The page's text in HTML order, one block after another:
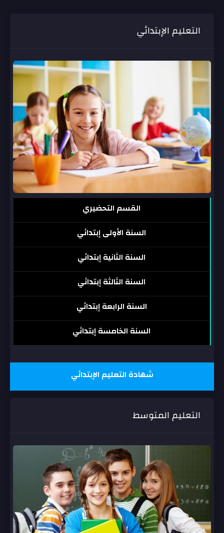
التعليم الإبتدائي
القسم التحضيري
السنة الأولى إبتدائي
السنة الثانية إبتدائي
السنة الثالثة إبتدائي
السنة الرابعة إبتدائي
السنة الخامسة إبتدائي
شهادة التعليم الإبتدائي
التعليم المتوسط